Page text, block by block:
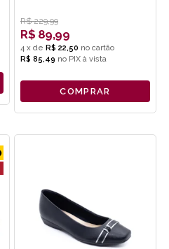
R$ 229,99
R$ 89,99
4 x de R$ 22,50
R$ 85,49 no PIX
COMPRAR